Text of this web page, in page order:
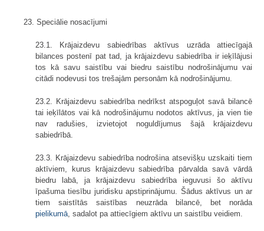
23. Speciālie nosacījumi
23.1. Krājaizdevu sabiedrības aktīvus uzrāda attiecīgajā
bilances postenī pat tad, ja krājaizdevu sabiedrība ir ieķīlājusi
tos kā savu saistību vai biedru saistību nodrošinājumu vai
citādi nodevusi tos trešajām personām kā nodrošinājumu.
23.2. Krājaizdevu sabiedrība nedrīkst atspoguļot savā bilancē
tai ieķīlātos vai kā nodrošinājumu nodotos aktīvus, ja vien tie
nav radušies, izvietojot noguldījumus šajā krājaizdevu
sabiedrībā.
23.3. Krājaizdevu sabiedrība nodrošina atsevišķu uzskaiti tiem
aktīviem, kurus krājaizdevu sabiedrība pārvalda savā vārdā
biedru labā, ja krājaizdevu sabiedrība ieguvusi šo aktīvu
īpašuma tiesību juridisku apstiprinājumu. Šādus aktīvus un ar
tiem saistītās saistības neuzrāda bilancē, bet norāda
pielikumā , sadalot pa attiecīgiem aktīvu un saistību veidiem.